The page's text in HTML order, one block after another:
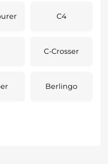
C4
C-Crosser
Berlingo